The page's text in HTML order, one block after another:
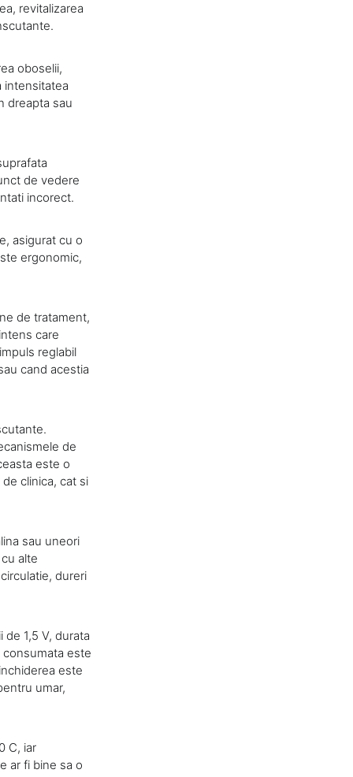
revitalizarea
oboselii,
intensitatea
dreapta sau
de vedere
incorect.
asigurat cu o
ergonomic,
de tratament,
care
reglabil
cand acestia
de
este o
clinica, cat si
sau uneori
alte
dureri
1,5 V, durata
consumata este
este
umar,
C, iar
ar fi bine sa o